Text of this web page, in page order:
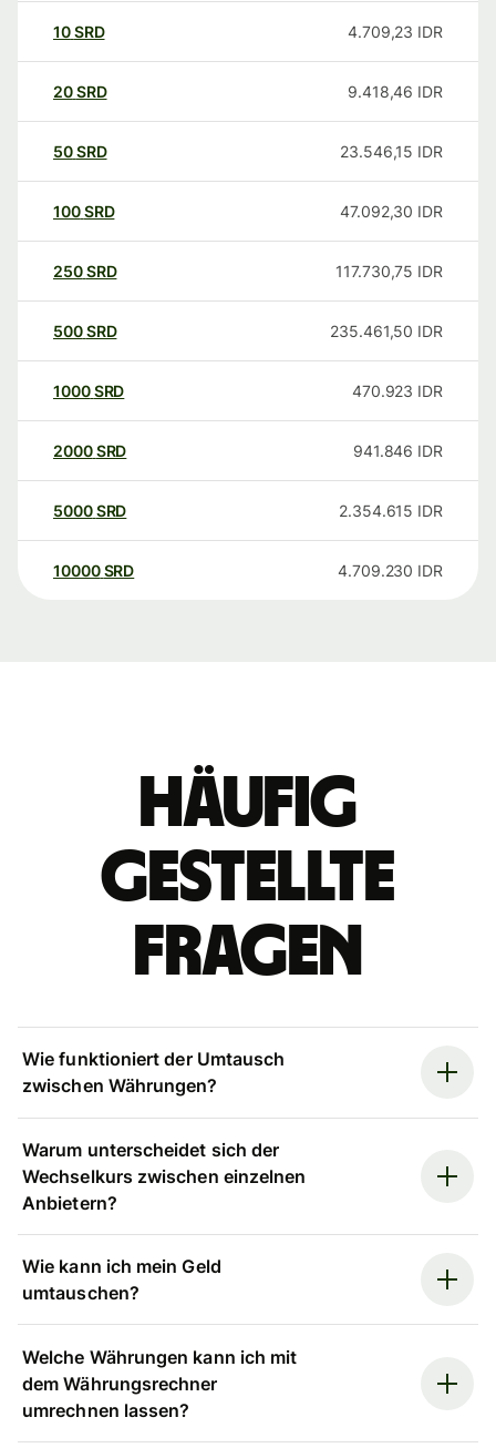
10SRD 4.709,23 IDR
20SRD 9.418,46 IDR
50SRD 23.546,15 IDR
100SRD 47.092,30 IDR
250SRD 117.730,75 IDR
500SRD 235.461,50 IDR
1000SRD 470.923 IDR
2000SRD 941.846 IDR
5000SRD 2.354.615 IDR
10000 SRD 4.709.230 IDR
Häufig
gestellte
Fragen
Wie funktioniert der Umtausch
zwischen Währungen?
Warum unterscheidet sich der
Wechselkurs zwischen einzelnen
Anbietern?
Wie kann ich mein Geld
umtauschen?
Welche Währungen kann ich mit
dem Währungsrechner
umrechnen lassen?